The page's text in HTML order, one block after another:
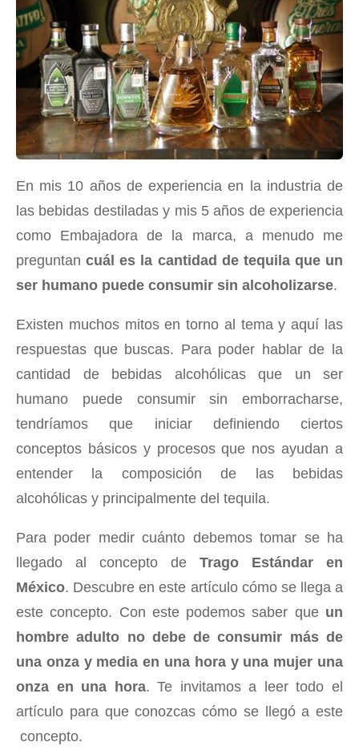
En mis 10 años de experiencia en la industria de
las bebidas destiladas y mis 5 años de experiencia
como Embajadora de la marca, a menudo me
preguntancuál es la cantidad de tequila que un
ser humano puede consumir sin alcoholizarse.
Existen muchos mitos en torno al tema y aquí las
respuestas que buscas. Para poder hablar de la
cantidad de bebidas alcohólicas que un ser
humano puede consumir sin emborracharse,
tendríamos que iniciar definiendo ciertos
conceptos básicos y procesos que nos ayudan a
entender la composición de las bebidas
alcohólicas y principalmente del tequila.
Para poder medir cuánto debemos tomar se ha
llegado al concepto de Trago Estándar en
México. Descubre en este artículo cómo se llega a
este concepto. Con este podemos saber queun
hombre adulto no debe de consumir más de
una onza y media en una hora y una mujer una
onza en una hora. Te invitamos a leer todo el
artículo para que conozcas cómo se llegó a este
concepto.